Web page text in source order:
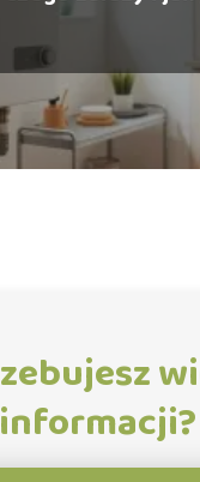
obniżyć?
informacji?